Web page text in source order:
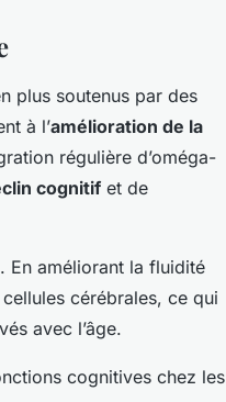
plus soutenus par des
à l’amélioration de la
régulière d’oméga-
cognitif et de
. En améliorant la fluidité
cérébrales, ce qui
avec l’âge.
cognitives chez les